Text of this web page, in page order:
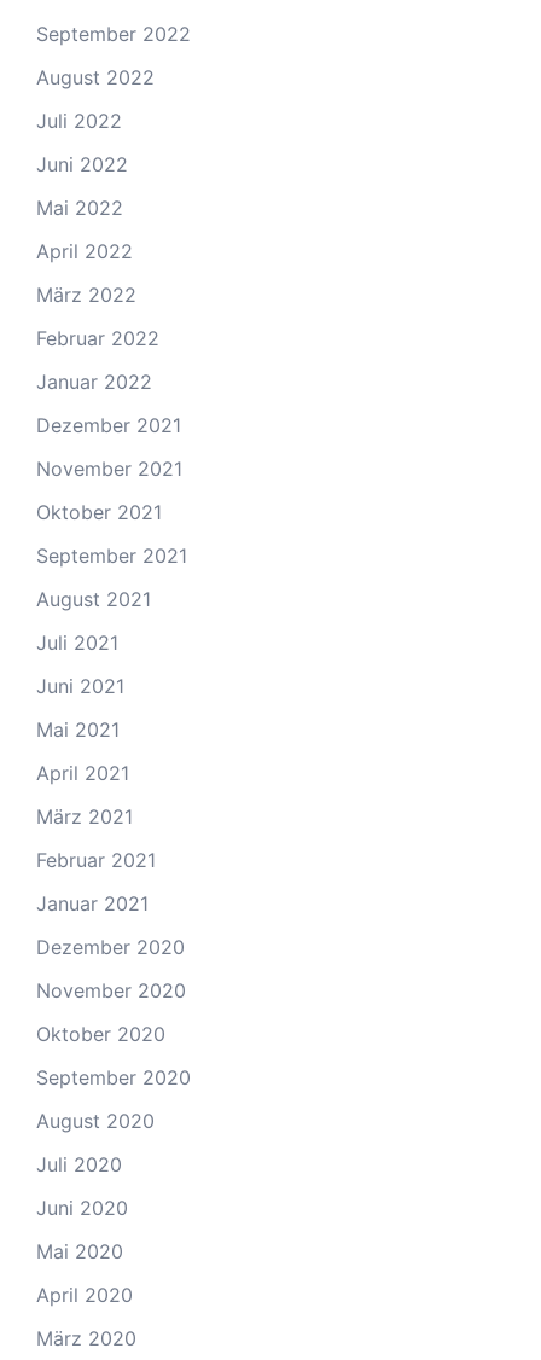
September 2022
August 2022
Juli 2022
Juni 2022
Mai 2022
April 2022
März 2022
Februar 2022
Januar 2022
Dezember 2021
November 2021
Oktober 2021
September 2021
August 2021
Juli 2021
Juni 2021
Mai 2021
April 2021
März 2021
Februar 2021
Januar 2021
Dezember 2020
November 2020
Oktober 2020
September 2020
August 2020
Juli 2020
Juni 2020
Mai 2020
April 2020
März 2020